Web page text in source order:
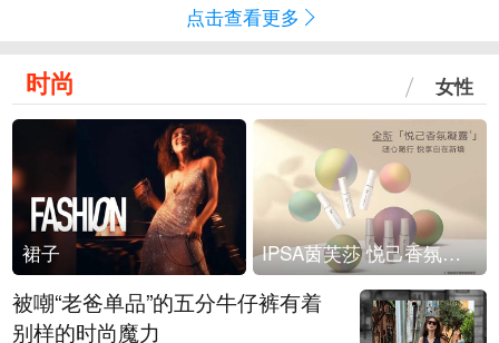
点击查看更多
时尚 女性
裙子 IPSA茵芙莎 悦己香氛凝露上市
被嘲“老爸单品”的五分牛仔裤有着
别样的时尚魔力